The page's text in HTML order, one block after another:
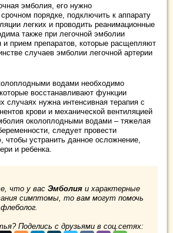
эмболия, его нужно
срочном порядке, подключить к аппарату
легких и проводить реанимационные
также при легочной эмболии
и прием препаратов, которые расщепляют
случаев эмболии легочной артерии
водами необходимо
восстанавливают функции
случаях нужна интенсивная терапия с
крови и механической вентиляцией
околоплодными водами – тяжелая
следует провести
устранить данное осложнение,
и ребенка.
что у вас Эмболия и характерные
симптомы, то вам могут помочь
Поделись с друзьями в соц.сетях: